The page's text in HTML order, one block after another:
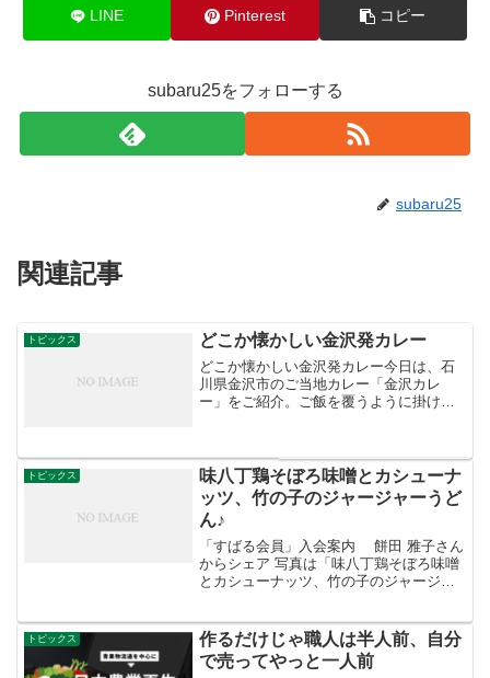
LINE Pinterest コピー
subaru25をフォローする
subaru25
関連記事
トピックス どこか懐かしい金沢発カレー
どこか懐かしい金沢発カレー今日は、石
川県金沢市のご当地カレー「金沢カレ
ー」をご紹介。ご飯を覆うように掛けら
クト大。 ステンレス製の器に盛ること
も特徴で、どこかノスタルジ...
トピックス
味八丁鶏そぼろ味噌とカシューナ
ッツ、竹の子のジャージャーうど
ん♪
「すばる会員」入会案内 餅田 雅子さん
からシェア 写真は「味八丁鶏そぼろ味噌
とカシューナッツ、竹の子のジャージャ
としての効能は、血を補い（補血効果）
老化防止や疲労...
トピックス
作るだけじゃ職人は半人前、自分
で売ってやっと一人前